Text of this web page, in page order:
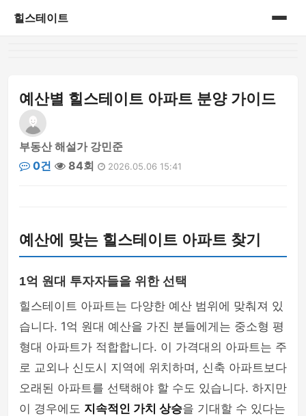
힐스테이트
예산별 힐스테이트 아파트 분양 가이드
부동산 해설가 강민준
0건
84회 2026.05.06 15:41
예산에 맞는 힐스테이트 아파트 찾기
1억 원대 투자자들을 위한 선택
힐스테이트 아파트는 다양한 예산 범위에 맞춰져 있
습니다. 1억 원대 예산을 가진 분들에게는 중소형 평
형대 아파트가 적합합니다. 이 가격대의 아파트는 주
로 교외나 신도시 지역에 위치하며, 신축 아파트보다
오래된 아파트를 선택해야 할 수도 있습니다. 하지만
이 경우에도 지속적인 가치 상승을 기대할 수 있다는